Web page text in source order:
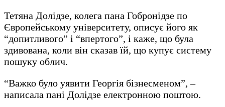
Тетяна Долідзе, колега пана Гобронідзе по
Європейському університету, описує його як
“допитливого” і “впертого”, і каже, що була
здивована, коли він сказав їй, що купує систему
пошуку облич.
“Важко було уявити Георгія бізнесменом”, –
написала пані Долідзе електронною поштою.